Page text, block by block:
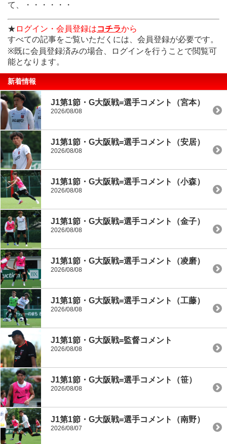
て、・・・・・・
★ ログイン・会員登録はコチラから
すべての記事をご覧いただくには、会員登録が必要です。
※既に会員登録済みの場合、ログインを行うことで閲覧可
能となります。
新着情報
J1第1節・G大阪戦=選手コメント（宮本）
2026/08/08
J1第1節・G大阪戦=選手コメント（安居）
2026/08/08
J1第1節・G大阪戦=選手コメント（小森）
2026/08/08
J1第1節・G大阪戦=選手コメント（金子）
2026/08/08
J1第1節・G大阪戦=選手コメント（凌磨）
2026/08/08
J1第1節・G大阪戦=選手コメント（工藤）
2026/08/08
J1第1節・G大阪戦=監督コメント
2026/08/08
J1第1節・G大阪戦=選手コメント（笹）
2026/08/08
J1第1節・G大阪戦=選手コメント（南野）
2026/08/07